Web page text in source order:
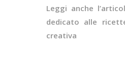
Leggi anche
dedicato alle
creativa